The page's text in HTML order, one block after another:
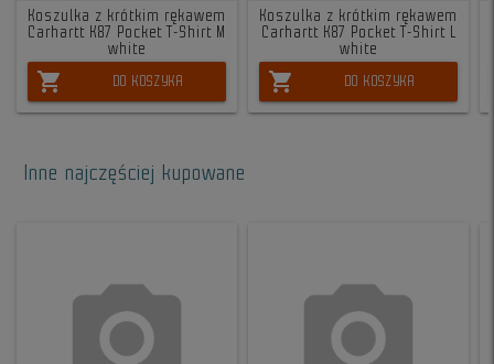
Koszulka z krótkim rękawem
Carhartt K87 Pocket T-Shirt M
white
shopping_cart DO KOSZYKA
Koszulka z krótkim rękawem
Carhartt K87 Pocket T-Shirt L
white
shopping_cart DO KOSZYKA
Inne najczęściej kupowane